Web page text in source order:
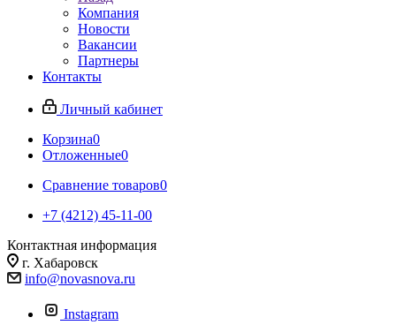
Компания
Новости
Вакансии
Партнеры
Контакты
Личный кабинет
Корзина0
Отложенные0
Сравнение товаров0
+7 (4212) 45-11-00
Контактная информация
г. Хабаровск
info@novasnova.ru
Instagram